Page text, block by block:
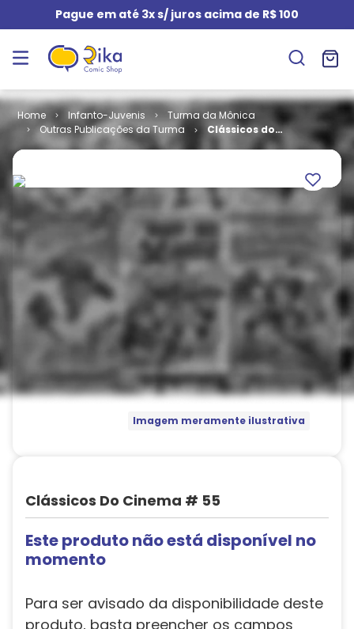
Pague em até 3x s/ juros acima de R$ 100
Infanto-Juvenis
Turma da Mônica
Outras Publicações da Turma
Clássicos do
Cinema # 55
Imagem meramente ilustrativa
Clássicos Do Cinema # 55
Este produto não está disponível no
momento
Para ser avisado da disponibilidade deste
produto, basta preencher os campos